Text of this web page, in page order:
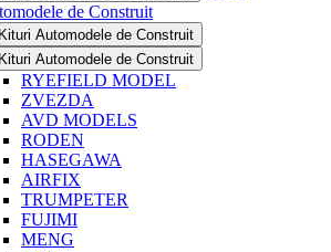
de Construit
Kituri Automodele de Construit
Kituri Automodele de Construit
RYEFIELD MODEL
ZVEZDA
AVD MODELS
RODEN
HASEGAWA
AIRFIX
TRUMPETER
FUJIMI
MENG